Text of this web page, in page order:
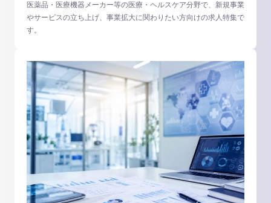
医薬品・医療機器メーカー等の医療・ヘルスケア分野で、新規事業
やサービスの立ち上げ、事業拡大に関わりたい方向けの求人特集で
す。